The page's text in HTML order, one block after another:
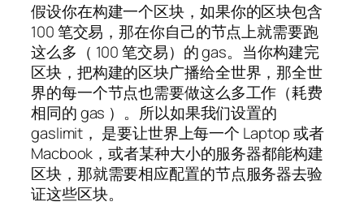
假设你在构建一个区块，如果你的区块包含
100 笔交易，那在你自己的节点上就需要跑
这么多（ 100 笔交易）的 gas。当你构建完
区块，把构建的区块广播给全世界，那全世
界的每一个节点也需要做这么多工作（耗费
相同的 gas ）。所以如果我们设置的
gaslimit， 是要让世界上每一个 Laptop 或者
Macbook，或者某种大小的服务器都能构建
区块，那就需要相应配置的节点服务器去验
证这些区块。